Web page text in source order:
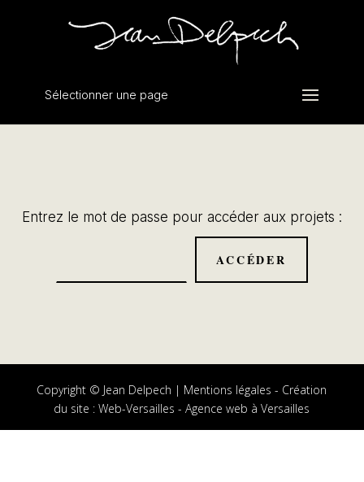
Sélectionner une page
Entrez le mot de passe pour accéder aux projets :
Copyright © Jean Delpech | Mentions légales - Création
du site :Web-Versailles - Agence web à Versailles